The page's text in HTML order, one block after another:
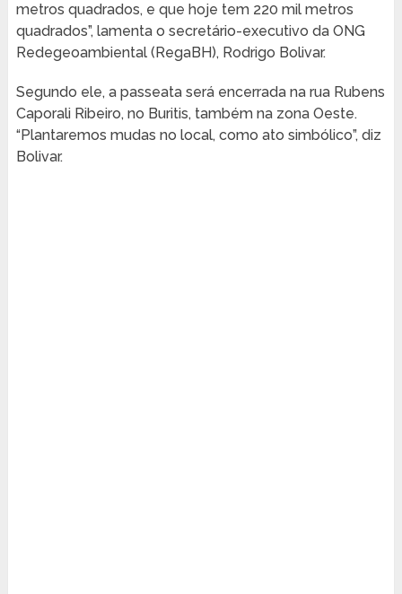
metros quadrados, e que hoje tem 220 mil metros
quadrados”, lamenta o secretário-executivo da ONG
Redegeoambiental (RegaBH), Rodrigo Bolivar.
Segundo ele, a passeata será encerrada na rua Rubens
Caporali Ribeiro, no Buritis, também na zona Oeste.
“Plantaremos mudas no local, como ato simbólico”, diz
Bolivar.